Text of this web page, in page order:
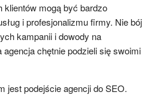
mogą być bardzo
i profesjonalizmu firmy. Nie bój
kampanii i dowody na
chętnie podzieli się swoimi
jest podejście agencji do SEO.